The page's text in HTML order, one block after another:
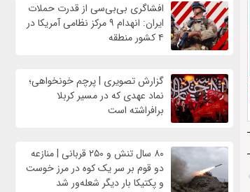
افشاگری بی‌بی‌سی از قدرت حملات
ایران: انهدام ۹ مرکز نظامی آمریکا در
۴ کشور منطقه
گزارش تصویری | پرچم خونخواهی؛
نماد عهدی که در مسیر کربلا
برافراشته است
۸۰ سال تنش و ۲۵۰ قربانی | منازعه
دو قوم بر سر یک کوه در مرز خوست
و پکتیکا بار دیگر شعله‌ور شد